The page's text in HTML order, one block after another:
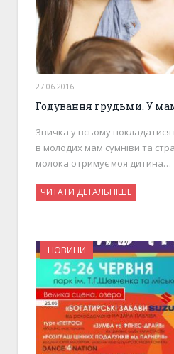
27.06.2016
Годування грудьми. У
Звичка у всьому покладатися
в молодих мам сумніви та
молока отримує моя дитина…
ЧИТАТИ ДЕТАЛЬНІШЕ
НОВИНИ